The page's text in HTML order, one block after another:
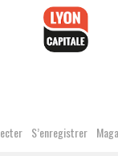
S’enregistrer